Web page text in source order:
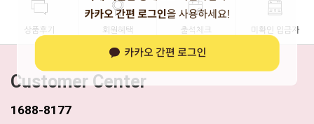
Customer Center
1688-8177